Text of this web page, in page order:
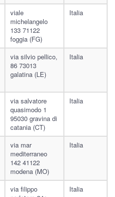
viale
michelangelo
133 71122
foggia (FG)
Italia
via silvio pellico,
86 73013
galatina (LE)
Italia
via salvatore
quasimodo 1
95030 gravina di
catania (CT)
Italia
via mar
mediterraneo
142 41122
modena (MO)
Italia
via filippo
Italia